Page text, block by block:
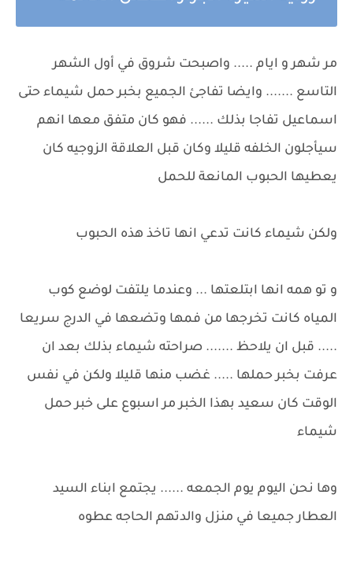
مر شهر و ايام ..... واصبحت شروق في أول الشهر
التاسع ....... وايضا تفاجئ الجميع بخبر حمل شيماء حتى
اسماعيل تفاجا بذلك ...... فهو كان متفق معها انهم
سيأجلون الخلفه قليلا وكان قبل العلاقة الزوجيه كان
يعطيها الحبوب المانعة للحمل
ولكن شيماء كانت تدعي انها تاخذ هذه الحبوب
و تو همه انها ابتلعتها ... وعندما يلتفت لوضع كوب
المياه كانت تخرجها من فمها وتضعها في الدرج سريعا
..... قبل ان يلاحظ ....... صراحته شيماء بذلك بعد ان
عرفت بخبر حملها ..... غضب منها قليلا ولكن في نفس
الوقت كان سعيد بهذا الخبر مر اسبوع على خبر حمل
شيماء
وها نحن اليوم يوم الجمعه ...... يجتمع ابناء السيد
العطار جميعا في منزل والدتهم الحاجه عطوه